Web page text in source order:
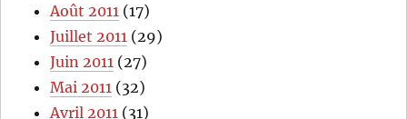
Août 2011 (17)
Juillet 2011 (29)
Juin 2011 (27)
Mai 2011 (32)
Avril 2011 (31)